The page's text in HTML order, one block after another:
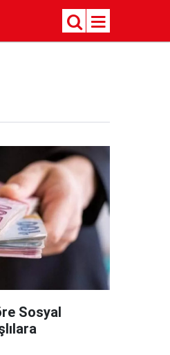
Sosyal